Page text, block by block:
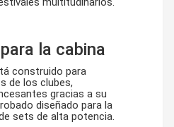
la cabina
construido para
de los clubes,
gracias a su
diseñado para la
sets de alta potencia.